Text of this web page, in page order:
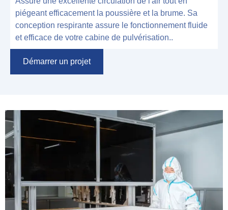
piégeant efficacement la poussière et la brume. Sa
conception respirante assure le fonctionnement fluide
et efficace de votre cabine de pulvérisation..
Démarrer un projet